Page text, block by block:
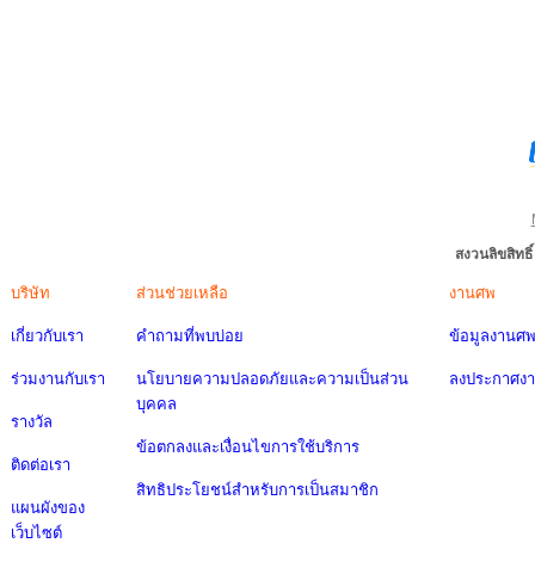
สงวนลิขสิท
บริษัท
เกี่ยวกับเรา
ร่วมงานกับเรา
รางวัล
ติดต่อเรา
แผนผังของ
เว็บไซต์
ส่วนช่วยเหลือ
คำถามที่พบบ่อย
นโยบายความปลอดภัยและความเป็นส่วน
บุคคล
ข้อตกลงและเงื่อนไขการใช้บริการ
สิทธิประโยชน์สำหรับการเป็นสมาชิก
งานศพ
ข้อมูลงานศพ
ลงประกาศง